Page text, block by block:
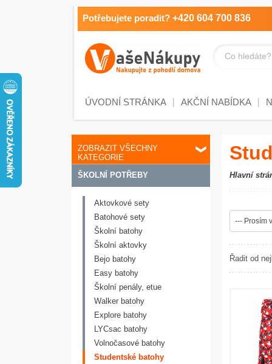
Potřebujete poradit? +420 604 700 836
Co hledáte?
ÚVODNÍ STRÁNKA AKČNÍ NABÍDKA
ZOBRAZIT VŠECHNY
KATEGORIE
ŠKOLNÍ POTŘEBY
Aktovkové sety
Batohové sety
Školní batohy
Školní aktovky
Bejo batohy
Easy batohy
Školní penály, etue
Walker batohy
Explore batohy
LYCsac batohy
Volnočasové batohy
Studentské batohy
Hlavní
--- Prosím
Řadit od